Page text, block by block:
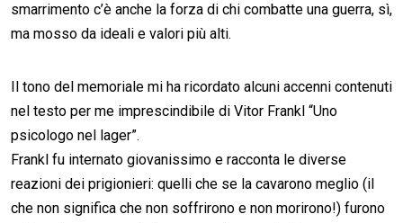
smarrimento c’è anche la forza di chi combatte una guerra, sì,
ma mosso da ideali e valori più alti.
Il tono del memoriale mi ha ricordato alcuni accenni contenuti
nel testo per me imprescindibile di Vitor Frankl “Uno
psicologo nel lager”.
Frankl fu internato giovanissimo e racconta le diverse
reazioni dei prigionieri: quelli che se la cavarono meglio (il
che non significa che non soffrirono e non morirono!) furono